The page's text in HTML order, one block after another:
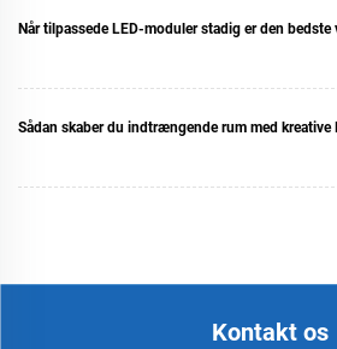
Når tilpassede LED-moduler stadig er den bedste
Sådan skaber du indtrængende rum med kreative
Kontakt os